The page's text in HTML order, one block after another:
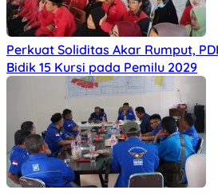
Perkuat Soliditas Akar Rumput,
Bidik 15 Kursi pada Pemilu 2029